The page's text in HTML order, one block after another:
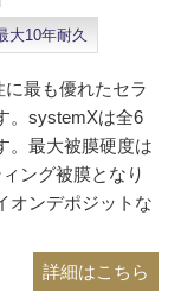
大10年耐久
最も優れたセラ
。systemXは全6
。最大被膜硬度は
ング被膜となり
オンデポジットな
詳細はこちら